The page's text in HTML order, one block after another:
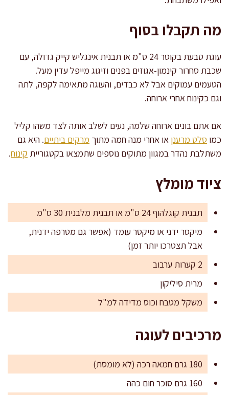
מה תקבלו בסוף
עוגת טבעת בקוטר 24 ס"מ או תבנית אינגליש קייק גדולה, עם
שכבת סחרור קינמון-אגוזים בפנים וזיגוג מייפל עדין מעל.
הטעמים עמוקים אבל לא כבדים, והעוגה מתאימה לקפה, לתה
וגם כקינוח אחרי ארוחה.
אם אתם בונים ארוחה שלמה, נעים לשלב אותה לצד משהו קליל
כמו סלט מרענן או אחרי מנה חמה מתוך מרקים ביתיים. היא גם
משתלבת נהדר במגוון מתוקים נוספים שתמצאו בקטגוריית קינוח.
ציוד מומלץ
תבנית קוגלהוף 24 ס"מ או תבנית מלבנית 30 ס"מ
מיקסר ידני או מיקסר עומד (אפשר גם מטרפה ידנית,
אבל תצטרכו יותר זמן)
2 קערות ערבוב
מרית סיליקון
משקל מטבח וכוס מדידה למ"ל
מרכיבים לעוגה
180 גרם חמאה רכה (לא מומסת)
160 גרם סוכר חום כהה